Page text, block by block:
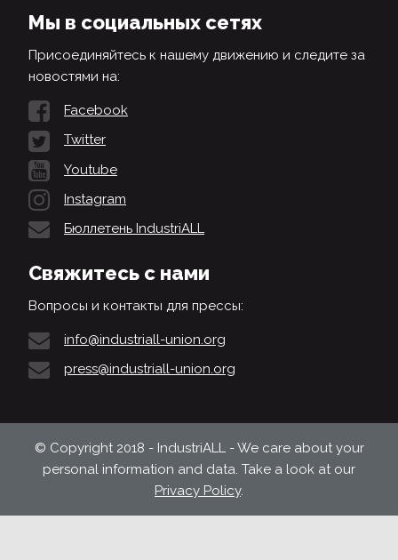
Мы в социальных сетях
Присоединяйтесь к нашему движению и следите за
новостями на:
Facebook
Twitter
Youtube
Instagram
Бюллетень IndustriALL
Свяжитесь с нами
Вопросы и контакты для прессы:
info@industriall-union.org
press@industriall-union.org
© Copyright 2018 - IndustriALL - We care about your
personal information and data. Take a look at our
Privacy Policy.